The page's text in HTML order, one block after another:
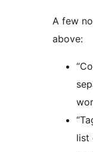
A few
above:
list